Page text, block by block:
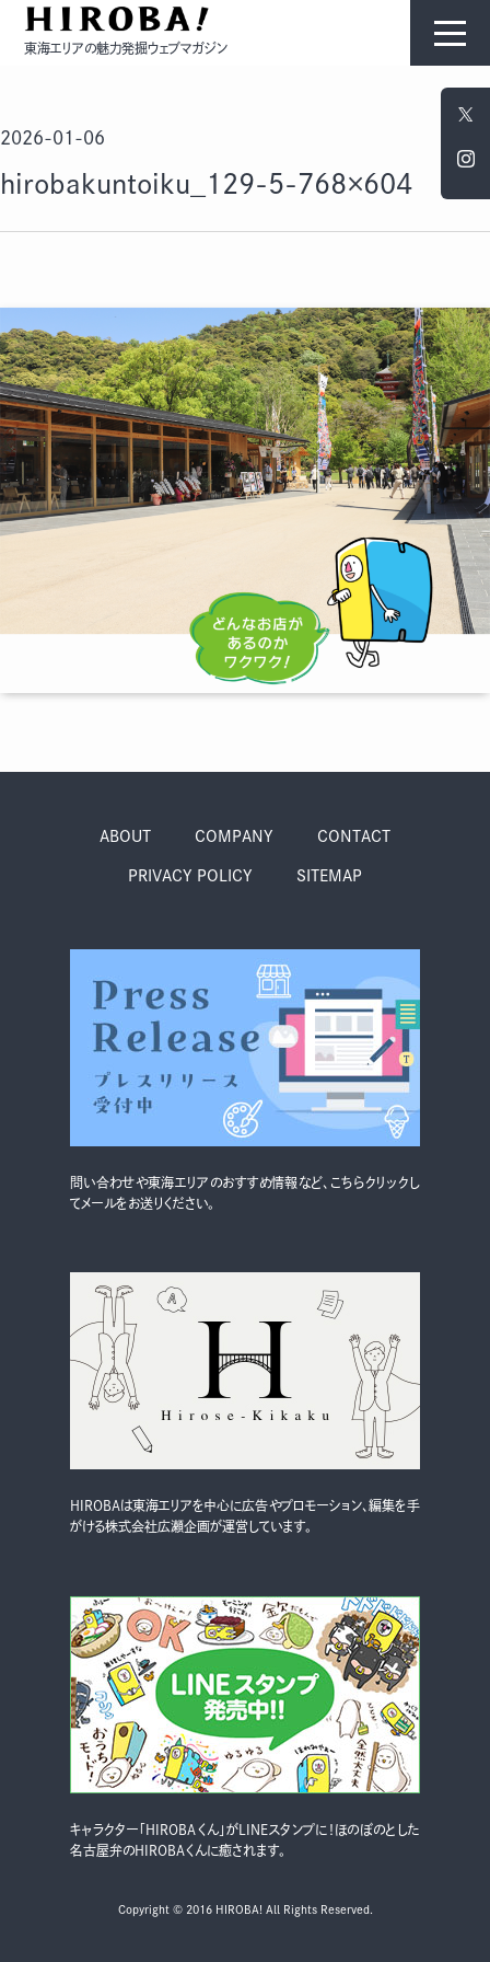
東海エリアの魅力発掘ウェブマガジン
コンテンツ
モノ ひと
季節・まち まち・スポット
体験
本・まち 自転車・まち
グルメ・まち イベント
スタッフ紹介
2026-01-06
hirobakuntoiku_129-5-768×604
ABOUT COMPANY CONTACT
PRIVACY POLICY SITEMAP
問い合わせや東海エリアのおすすめ情報など、こちらクリックし
てメールをお送りください。
HIROBAは東海エリアを中心に広告やプロモーション、編集を手
がける株式会社広瀬企画が運営しています。
キャラクター「HIROBAくん」がLINEスタンプに！ほのぼのとした
名古屋弁のHIROBAくんに癒されます。
Copyright © 2016 HIROBA! All Rights Reserved.